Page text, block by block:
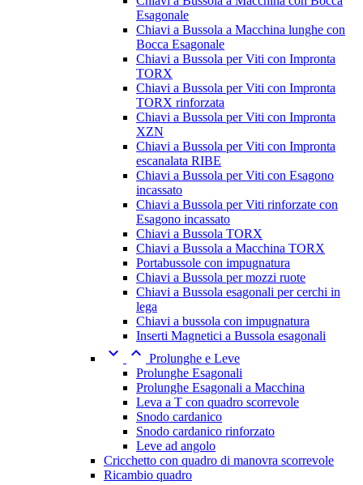
Esagonale
Chiavi a Bussola a Macchina lunghe con
Bocca Esagonale
Chiavi a Bussola per Viti con Impronta
TORX
Chiavi a Bussola per Viti con Impronta
TORX rinforzata
Chiavi a Bussola per Viti con Impronta
XZN
Chiavi a Bussola per Viti con Impronta
escanalata RIBE
Chiavi a Bussola per Viti con Esagono
incassato
Chiavi a Bussola per Viti rinforzate con
Esagono incassato
Chiavi a Bussola TORX
Chiavi a Bussola a Macchina TORX
Portabussole con impugnatura
Chiavi a Bussola per mozzi ruote
Chiavi a Bussola esagonali per cerchi in
lega
Chiavi a bussola con impugnatura
Inserti Magnetici a Bussola esagonali
  Prolunghe e Leve
Prolunghe Esagonali
Prolunghe Esagonali a Macchina
Leva a T con quadro scorrevole
Snodo cardanico
Snodo cardanico rinforzato
Leve ad angolo
Cricchetto con quadro di manovra scorrevole
Ricambio quadro